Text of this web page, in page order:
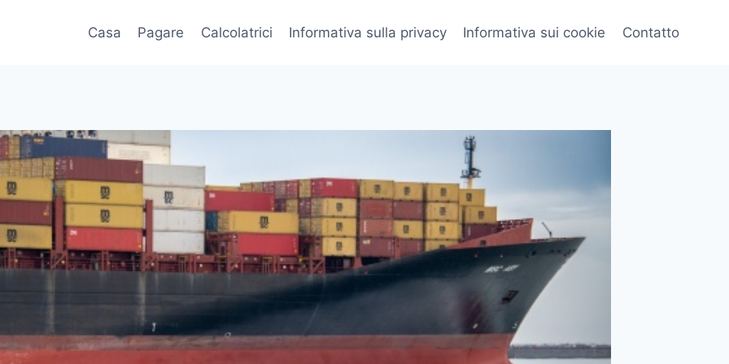
Casa Pagare Calcolatrici Informativa sulla privacy Informativa sui cookie Contatto